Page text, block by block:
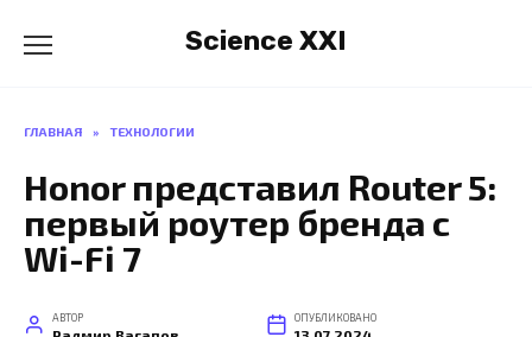
содержанию
Science XXI
ГЛАВНАЯ » ТЕХНОЛОГИИ
Honor представил Router 5:
первый роутер бренда с
Wi-Fi 7
АВТОР ОПУБЛИКОВАНО